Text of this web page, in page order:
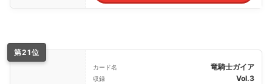
第21位
カード名 竜騎士ガイア
収録 Vol.3